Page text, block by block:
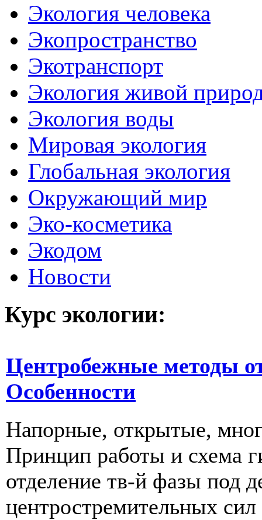
Экология человека
Экопространство
Экотранспорт
Экология живой
Экология воды
Мировая экология
Глобальная экология
Окружающий мир
Эко-косметика
Экодом
Новости
Курс экологии:
Центробежные методы
Особенности
Напорные, открытые,
Принцип работы и схема
отделение тв-й фазы под
центростремительных